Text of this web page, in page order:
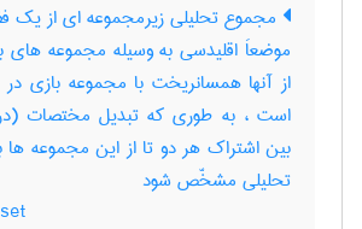
مجموع تحلیلی زیرمجموعه ای از یک
موضعاَ اقلیدسی به وسیله مجموعه
از آنها همسانریخت با مجموعه بازی
است ، به طوری که تبدیل مختصات
بین اشتراک هر دو تا از این مجموعه ها
تحلیلی مشخّص شود